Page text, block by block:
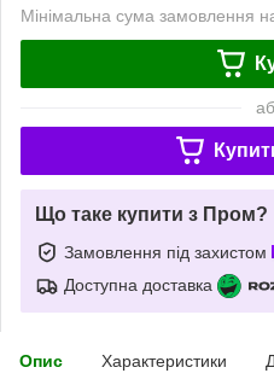
Мінімальна сума замовлення
Що таке купити з Пром?
Замовлення під захистом
Доступна доставка
Опис Характеристики